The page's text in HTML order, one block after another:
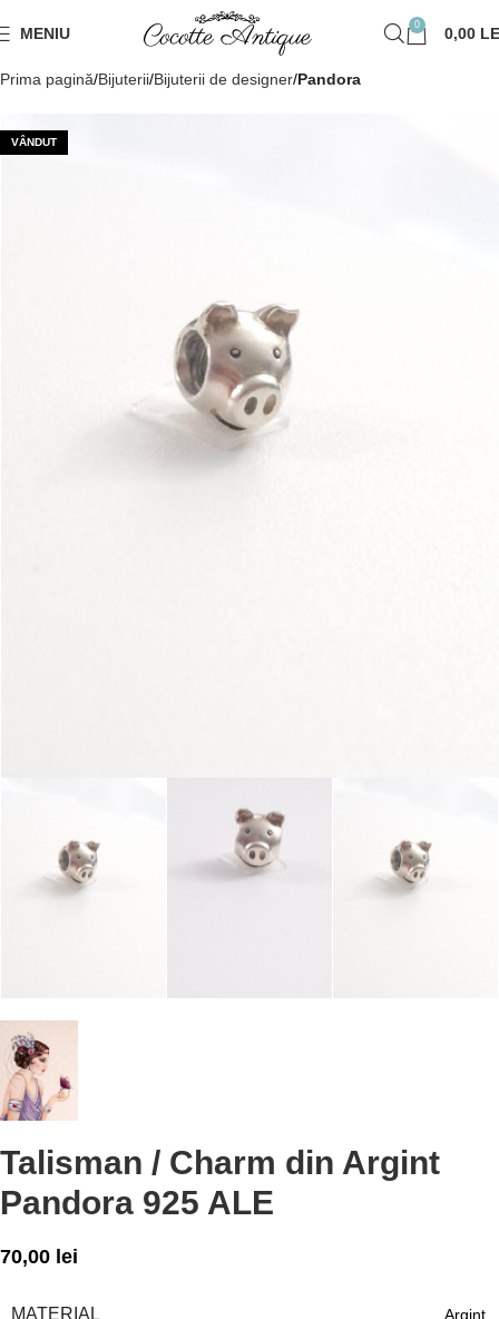
MENIU 0 0,00
Prima pagină Bijuterii Bijuterii de designer Pandora
VÂNDUT
Talisman / Charm din Argint
Pandora 925 ALE
70,00 lei
MATERIAL Argint